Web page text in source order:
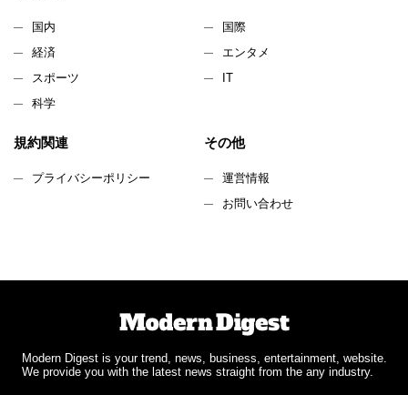
国内
国際
経済
エンタメ
スポーツ
IT
科学
規約関連
プライバシーポリシー
その他
運営情報
お問い合わせ
Modern Digest is your trend, news, business, entertainment, website.
We provide you with the latest news straight from the any industry.